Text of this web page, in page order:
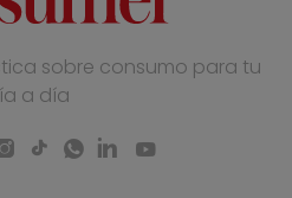
sobre consumo para tu
a día